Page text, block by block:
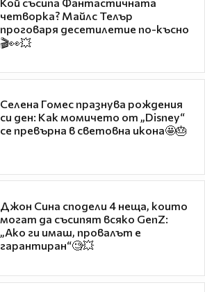
четворка? Майлс Телър
проговаря десетилетие по-късно
🎬👀💥
Селена Гомес празнува рождения
си ден: Как момичето от „Disney“
се превърна в световна икона🤩🎂
Джон Сина сподели 4 неща, които
могат да съсипят всяко GenZ:
„Ако ги имаш, провалът е
гарантиран“🧐💥